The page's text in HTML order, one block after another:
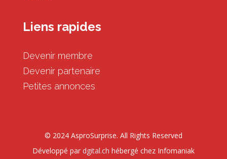
Liens rapides
Devenir membre
Devenir partenaire
Petites annonces
© 2024 AsproSurprise. All Rights Reserved
Développé par dgital.ch hébergé chez Infomaniak